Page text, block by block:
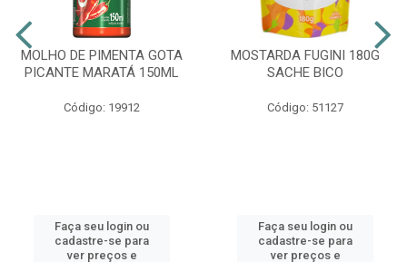
MOLHO DE PIMENTA GOTA
PICANTE MARATÁ 150ML
Código: 19912
Faça seu login ou
cadastre-se para
ver preços e
MOSTARDA FUGINI 180G
SACHE BICO
Código: 51127
Faça seu login ou
cadastre-se para
ver preços e